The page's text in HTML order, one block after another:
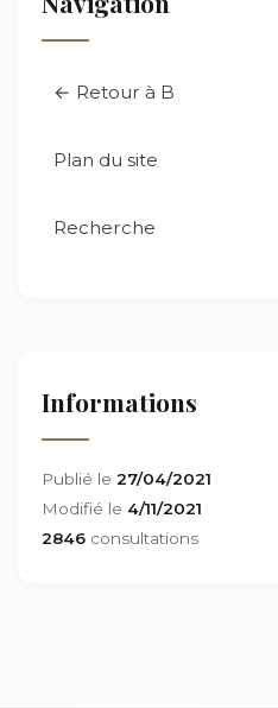
← Retour à B
Plan du site
Recherche
Informations
Publié le 27/04/2021
Modifié le 4/11/2021
2846 consultations